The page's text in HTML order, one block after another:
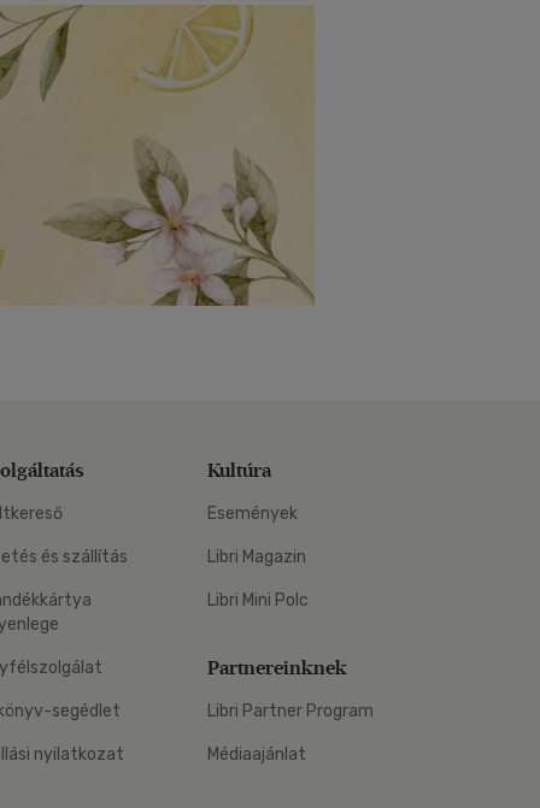
és szállítás
segédlet
nyilatkozat
Kultúra
Események
Libri Magazin
Libri Mini Polc
Partnereinknek
Libri Partner Program
Médiaajánlat